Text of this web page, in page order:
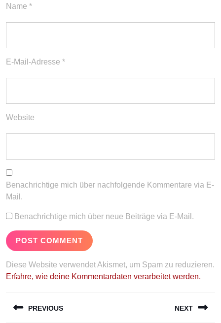
Name *
E-Mail-Adresse *
Website
Benachrichtige mich über nachfolgende Kommentare via E-
Mail.
Benachrichtige mich über neue Beiträge via E-Mail.
Diese Website verwendet Akismet, um Spam zu reduzieren.
Erfahre, wie deine Kommentardaten verarbeitet werden.
PREVIOUS NEXT